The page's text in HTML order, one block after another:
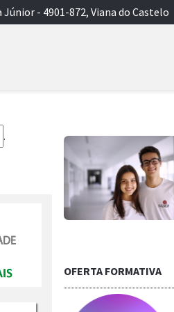
Júnior - 4901-872, Viana do Castelo
.
OFERTA FORMATIVA
Saber mais...